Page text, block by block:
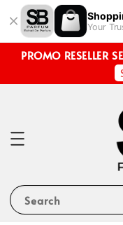
Your
PROMO RESELLER
Search